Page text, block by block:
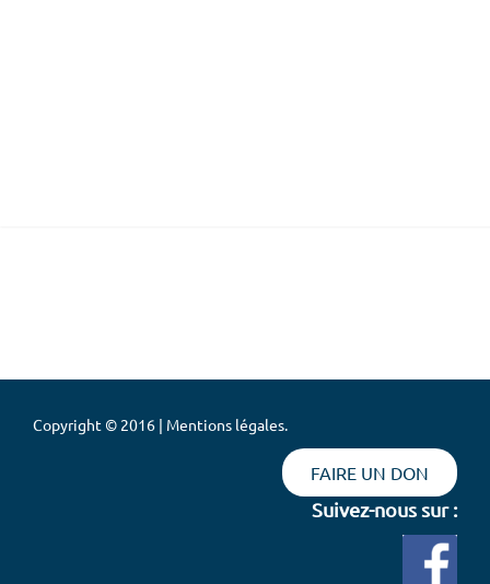
Copyright © 2016 | Mentions légales.
FAIRE UN DON
Suivez-nous sur :